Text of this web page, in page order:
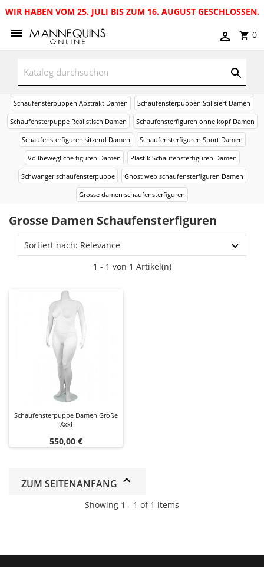
WIR HABEN VOM 25. JULI BIS ZUM 16. AUGUST GESCHLOSSEN.
0
Schaufensterpuppen Abstrakt Damen Schaufensterpuppen Stilisiert Damen
Schaufensterpuppe Realistisch Damen Schaufensterfiguren ohne kopf Damen
Schaufensterfiguren sitzend Damen Schaufensterfiguren Sport Damen
Vollbewegliche figuren Damen Plastik Schaufensterfiguren Damen
Schwanger schaufensterpuppe Ghost web schaufensterfiguren Damen
Grosse damen schaufensterfiguren
Grosse Damen Schaufensterfiguren
Sortiert nach: Relevance
1 - 1 von 1 Artikel(n)
Schaufensterpuppe Damen Große
Xxxl
Preis
550,00 €
ZUM SEITENANFANG
Showing 1 - 1 of 1 items